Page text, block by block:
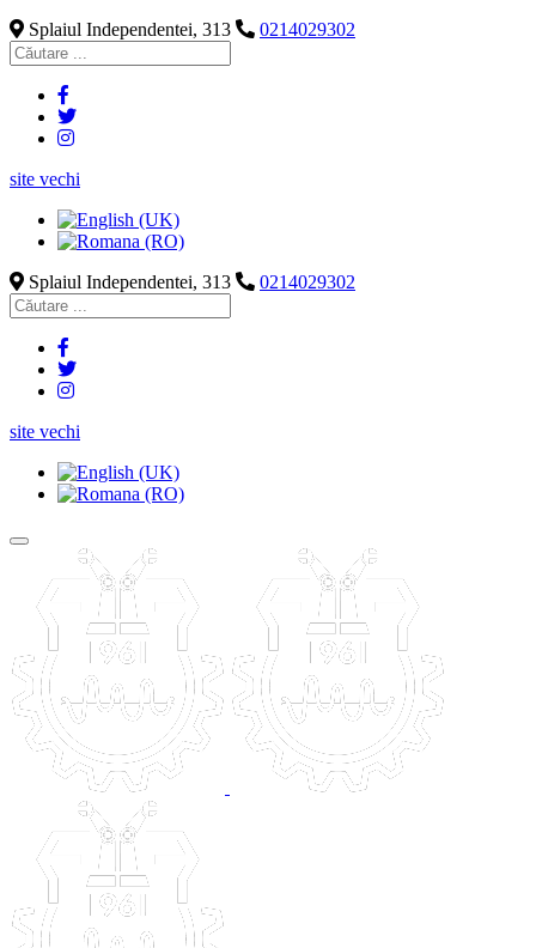
Splaiul Independentei, 313
0214029302
site vechi
Splaiul Independentei, 313 0214029302
site vechi